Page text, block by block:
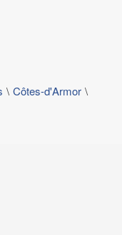
Côtes-d'Armor